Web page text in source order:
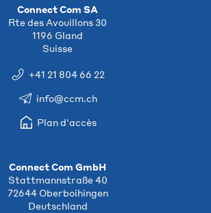
Connect Com SA
Rte des Avouillons 30
1196 Gland
Suisse
+41 21 804 66 22
info@ccm.ch
Plan d'accès
Connect Com GmbH
Stattmannstraße 40
72644 Oberboihingen
Deutschland